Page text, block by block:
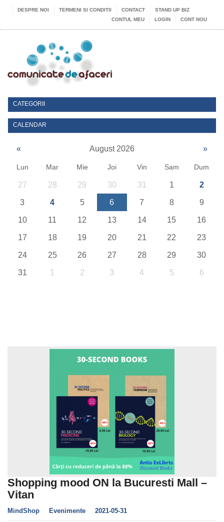
DESPRE NOI TERMENI SI CONDITII CONTACT
STAND UP BIZ
CONTUL MEU
LOGIN CONT NOU
CATEGORII
CALENDAR
« August 2026 »
Lun Mar Mie Joi Vin Sam Dum
27 28 29 30 31 1 2
3 4 5 6 7 8 9
10 11 12 13 14 15 16
17 18 19 20 21 22 23
24 25 26 27 28 29 30
31 1 2 3 4 5 6
Shopping mood ON la Bucuresti Mall –
Vitan
MindShop Evenimente 2021-05-31